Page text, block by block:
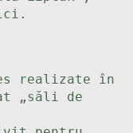
realizate în
„săli de